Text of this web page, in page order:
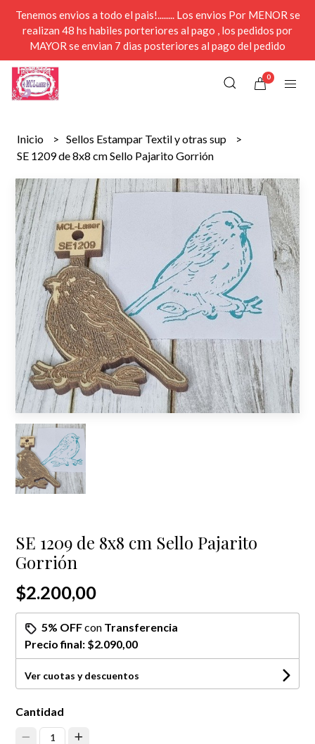
Tenemos envios a todo el pais!........ Los envios Por MENOR se
realizan 48 hs habiles porteriores al pago , los pedidos por
MAYOR se envian 7 dias posteriores al pago del pedido
0
Inicio
Sellos Estampar Textil y otras sup
SE 1209 de 8x8 cm Sello Pajarito Gorrión
SE 1209 de 8x8 cm Sello Pajarito
Gorrión
$2.200,00
5% OFFcon Transferencia
Precio final: $2.090,00
Ver cuotas y descuentos
Cantidad
1